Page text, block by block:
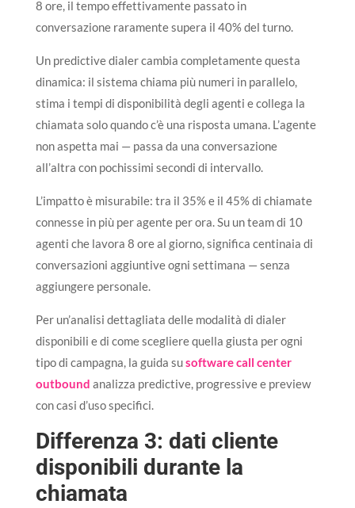
8 ore, il tempo effettivamente passato in
conversazione raramente supera il 40% del turno.
Un predictive dialer cambia completamente questa
dinamica: il sistema chiama più numeri in parallelo,
stima i tempi di disponibilità degli agenti e collega la
chiamata solo quando c’è una risposta umana. L’agente
non aspetta mai — passa da una conversazione
all’altra con pochissimi secondi di intervallo.
L’impatto è misurabile: tra il 35% e il 45% di chiamate
connesse in più per agente per ora. Su un team di 10
agenti che lavora 8 ore al giorno, significa centinaia di
conversazioni aggiuntive ogni settimana — senza
aggiungere personale.
Per un’analisi dettagliata delle modalità di dialer
disponibili e di come scegliere quella giusta per ogni
tipo di campagna, la guida susoftware call center
outbound analizza predictive, progressive e preview
con casi d’uso specifici.
Differenza 3: dati cliente
disponibili durante la
chiamata